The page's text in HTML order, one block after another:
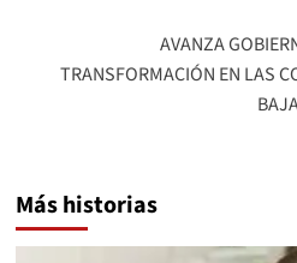
AVANZA
TRANSFORMACIÓN EN LAS
Más historias